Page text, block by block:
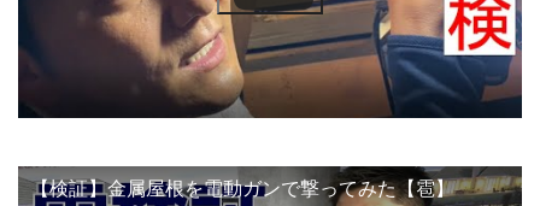
【検証】金属屋根を電動ガンで撃ってみた【雹】